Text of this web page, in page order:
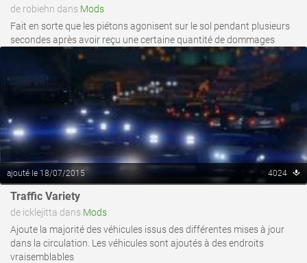
de robiehn dans Mods
Fait en sorte que les piétons agonisent sur le sol pendant plusieurs
secondes après avoir reçu une certaine quantité de dommages
ajouté le 18/07/2015 4024
Traffic Variety
de icklejitta dans Mods
Ajoute la majorité des véhicules issus des différentes mises à jour
dans la circulation. Les véhicules sont ajoutés à des endroits
vraisemblables